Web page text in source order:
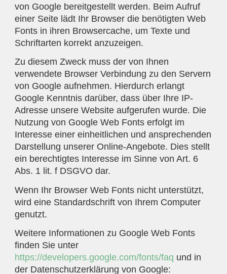
von Google bereitgestellt werden. Beim Aufruf
einer Seite lädt Ihr Browser die benötigten Web
Fonts in ihren Browsercache, um Texte und
Schriftarten korrekt anzuzeigen.
Zu diesem Zweck muss der von Ihnen
verwendete Browser Verbindung zu den Servern
von Google aufnehmen. Hierdurch erlangt
Google Kenntnis darüber, dass über Ihre IP-
Adresse unsere Website aufgerufen wurde. Die
Nutzung von Google Web Fonts erfolgt im
Interesse einer einheitlichen und ansprechenden
Darstellung unserer Online-Angebote. Dies stellt
ein berechtigtes Interesse im Sinne von Art. 6
Abs. 1 lit. f DSGVO dar.
Wenn Ihr Browser Web Fonts nicht unterstützt,
wird eine Standardschrift von Ihrem Computer
genutzt.
Weitere Informationen zu Google Web Fonts
finden Sie unter
https://developers.google.com/fonts/faq und in
der Datenschutzerklärung von Google: